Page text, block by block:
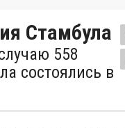
Стамбула
558
состоялись в